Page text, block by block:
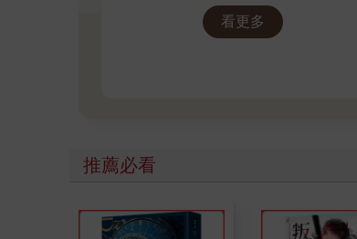
看更多
推薦必看